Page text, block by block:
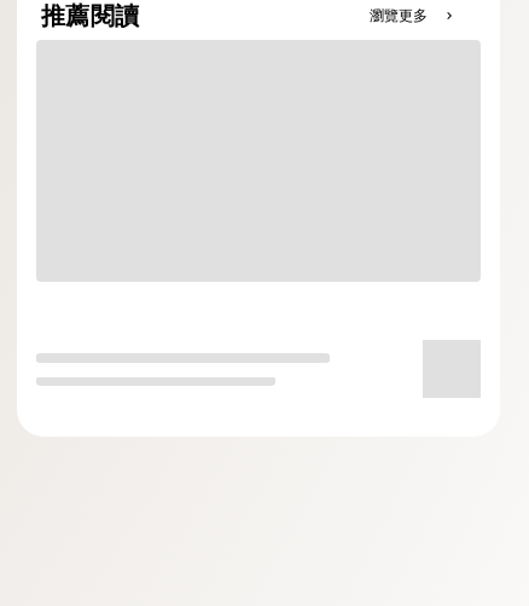
推薦閱讀 瀏覽更多 chevron_right